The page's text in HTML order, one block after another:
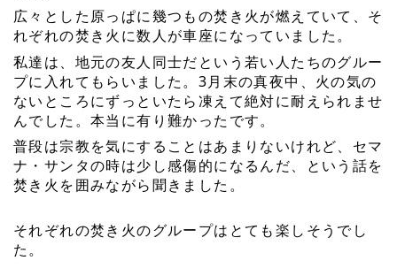
広々とした原っぱに幾つもの焚き火が燃えていて、そ
れぞれの焚き火に数人が車座になっていました。
私達は、地元の友人同士だという若い人たちのグルー
プに入れてもらいました。3月末の真夜中、火の気の
ないところにずっといたら凍えて絶対に耐えられませ
んでした。本当に有り難かったです。
普段は宗教を気にすることはあまりないけれど、セマ
ナ・サンタの時は少し感傷的になるんだ、という話を
焚き火を囲みながら聞きました。
それぞれの焚き火のグループはとても楽しそうでし
た。